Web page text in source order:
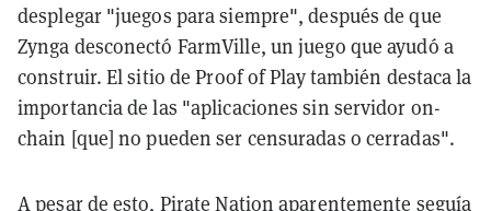
desplegar "juegos para siempre", después de que
Zynga desconectó FarmVille, un juego que ayudó a
construir. El sitio de Proof of Play también destaca la
importancia de las "aplicaciones sin servidor on-
chain [que] no pueden ser censuradas o cerradas".
A pesar de esto, Pirate Nation aparentemente seguía